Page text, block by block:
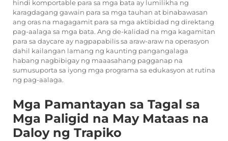
hindi komportable para sa mga bata ay lumilikha ng
karagdagang gawain para sa mga tauhan at binabawasan
ang oras na magagamit para sa mga aktibidad ng direktang
pag-aalaga sa mga bata. Ang de-kalidad na mga kagamitan
para sa daycare ay nagpapabilis sa araw-araw na operasyon
dahil kailangan lamang ng kaunting pangangalaga
habang nagbibigay ng maaasahang pagganap na
sumusuporta sa iyong mga programa sa edukasyon at rutina
ng pag-aalaga.
Mga Pamantayan sa Tagal sa
Mga Paligid na May Mataas na
Daloy ng Trapiko